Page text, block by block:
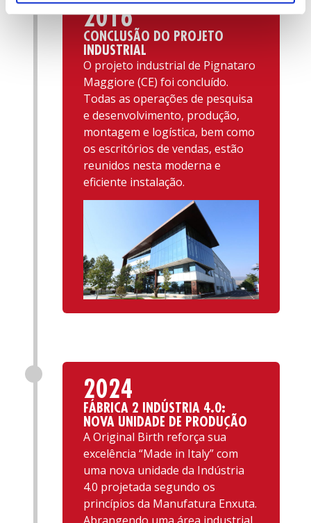
2016
CONCLUSÃO DO PROJETO
INDUSTRIAL
O projeto industrial de Pignataro
Maggiore (CE) foi concluído.
Todas as operações de pesquisa
e desenvolvimento, produção,
montagem e logística, bem como
os escritórios de vendas, estão
reunidos nesta moderna e
eficiente instalação.
2024
FÁBRICA 2 INDÚSTRIA 4.0:
NOVA UNIDADE DE PRODUÇÃO
A Original Birth reforça sua
excelência “Made in Italy” com
uma nova unidade da Indústria
4.0 projetada segundo os
princípios da Manufatura Enxuta.